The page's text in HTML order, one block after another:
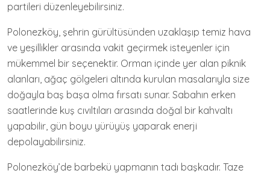
partileri düzenleyebilirsiniz.
Polonezköy, şehrin gürültüsünden uzaklaşıp temiz hava
ve yeşillikler arasında vakit geçirmek isteyenler için
mükemmel bir seçenektir. Orman içinde yer alan piknik
alanları, ağaç gölgeleri altında kurulan masalarıyla size
doğayla baş başa olma fırsatı sunar. Sabahın erken
saatlerinde kuş cıvıltıları arasında doğal bir kahvaltı
yapabilir, gün boyu yürüyüş yaparak enerji
depolayabilirsiniz.
Polonezköy’de barbekü yapmanın tadı başkadır. Taze